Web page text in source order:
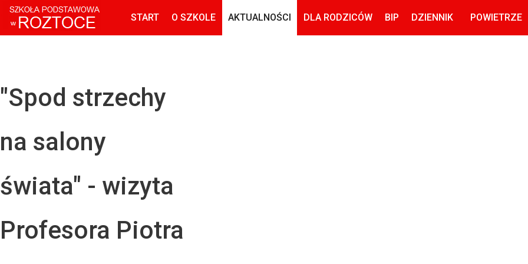
START O SZKOLE AKTUALNOŚCI DLA RODZICÓW BIP DZIENNIK POWIETRZE
"Spod strzechy
na salony
świata" - wizyta
Profesora Piotra